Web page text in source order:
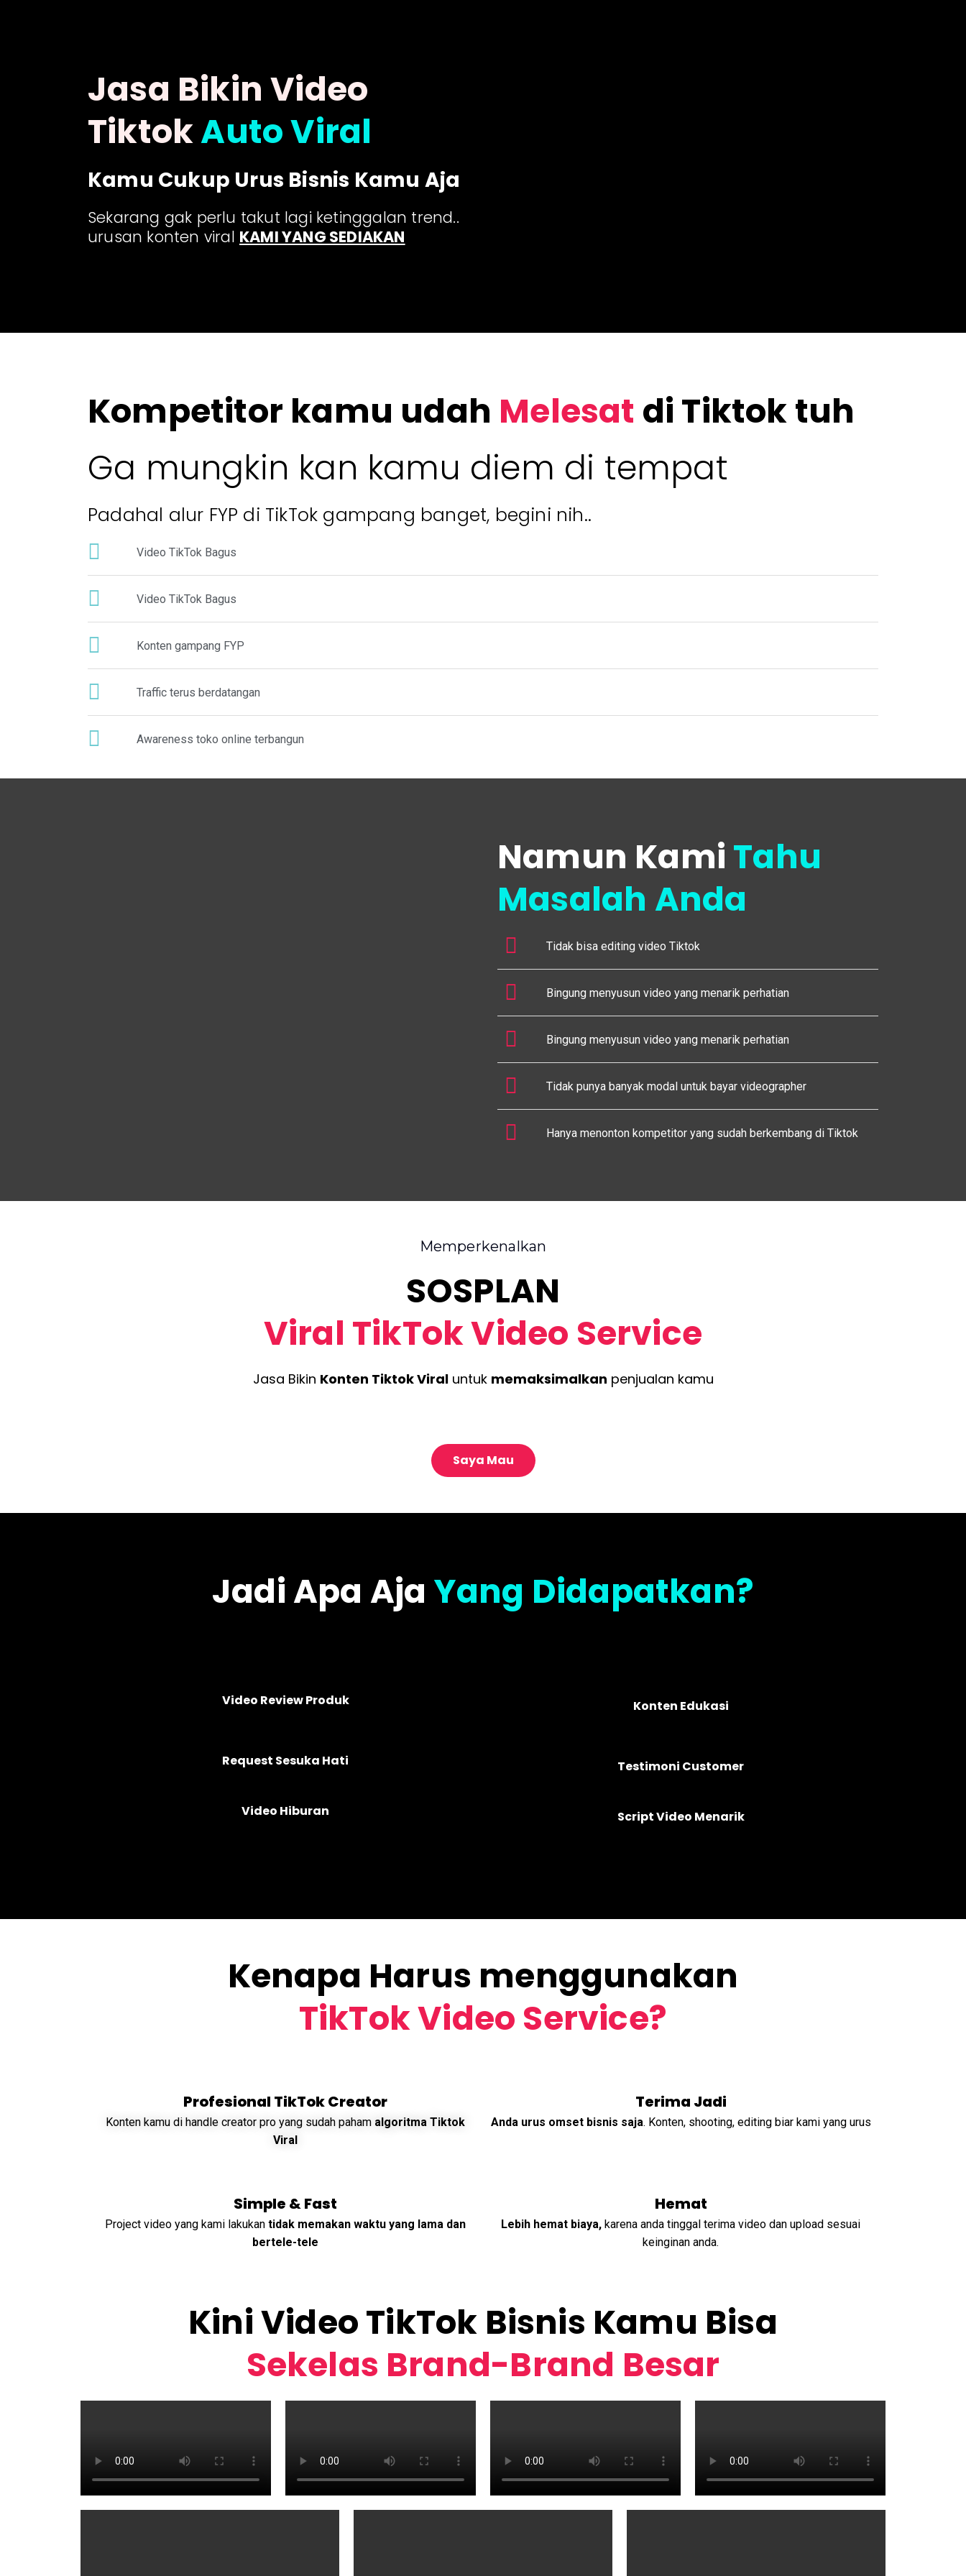
Jasa Bikin Video
TiktokAuto Viral
Kamu Cukup Urus Bisnis Kamu Aja
Sekarang gak perlu takut lagi ketinggalan trend..
urusan konten viral KAMI YANG SEDIAKAN
Kompetitor kamu udah Melesat di Tiktok tuh
Ga mungkin kan kamu diem di tempat
Padahal alur FYP di TikTok gampang banget, begini nih..
Video TikTok Bagus
Video TikTok Bagus
Konten gampang FYP
Traffic terus berdatangan
Awareness toko online terbangun
Namun Kami Tahu
Masalah Anda
Tidak bisa editing video Tiktok
Bingung menyusun video yang menarik perhatian
Bingung menyusun video yang menarik perhatian
Tidak punya banyak modal untuk bayar videographer
Hanya menonton kompetitor yang sudah berkembang di Tiktok
Memperkenalkan
SOSPLAN
Viral TikTok Video Service
Jasa Bikin Konten Tiktok Viraluntuk memaksimalkan penjualan kamu
Saya Mau
Jadi Apa Aja Yang Didapatkan?
Video Review Produk
Request Sesuka Hati
Video Hiburan
Konten Edukasi
Testimoni Customer
Script Video Menarik
Kenapa Harus menggunakan
TikTok Video Service?
Profesional TikTok Creator
Konten kamu di handle creator pro yang sudah paham algoritma Tiktok
Viral
Terima Jadi
Anda urus omset bisnis saja. Konten, shooting, editing biar kami yang urus
Simple & Fast
Project video yang kami lakukan tidak memakan waktu yang lama dan
bertele-tele
Hemat
Lebih hemat biaya, karena anda tinggal terima video dan upload sesuai
keinginan anda.
Kini Video TikTok Bisnis Kamu Bisa
Sekelas Brand-Brand Besar